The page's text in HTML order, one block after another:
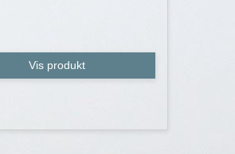
Vis produkt